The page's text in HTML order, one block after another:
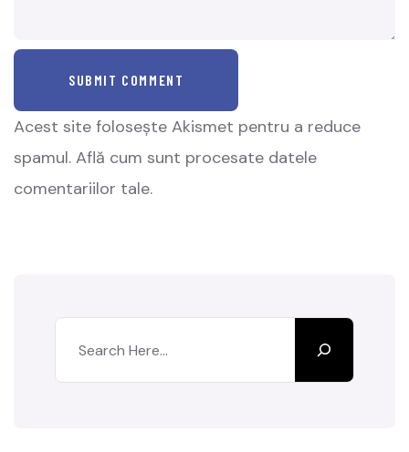
SUBMIT COMMENT
Acest site folosește Akismet pentru a reduce
spamul. Află cum sunt procesate datele
comentariilor tale.